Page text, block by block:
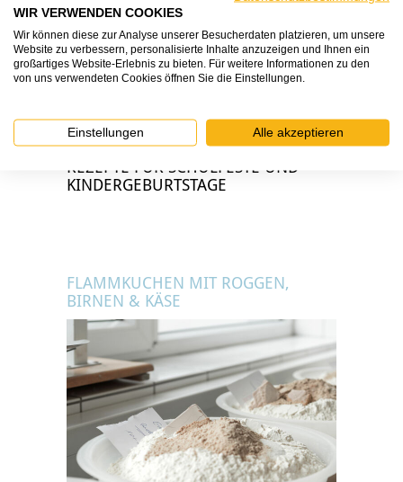
REZEPTE FÜR SCHULFESTE UND
KINDERGEBURTSTAGE
FLAMMKUCHEN MIT ROGGEN,
BIRNEN & KÄSE
WIR VERWENDEN COOKIES
Wir können diese zur Analyse unserer Besucherdaten platzieren, um unsere
Website zu verbessern, personalisierte Inhalte anzuzeigen und Ihnen ein
großartiges Website-Erlebnis zu bieten. Für weitere Informationen zu den
von uns verwendeten Cookies öffnen Sie die Einstellungen.
Einstellungen Alle akzeptieren